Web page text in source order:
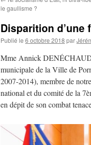
le gaullisme ?
Disparition
Publié le 6 octobre 2018 par
Mme Annick
municipale de la Ville de
2007-2014), membre de
national et du comité de la
en dépit de son combat